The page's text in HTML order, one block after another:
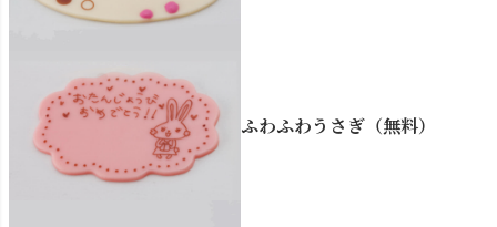
ふわふわうさぎ（無料）